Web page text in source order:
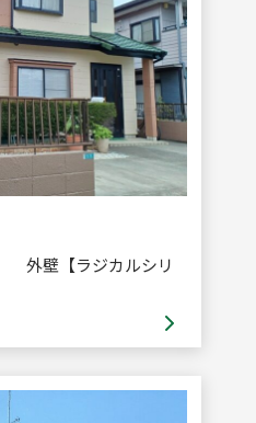
外壁【ラジカルシリ